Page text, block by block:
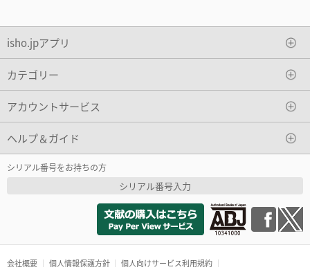
isho.jpアプリ
カテゴリー
アカウントサービス
ヘルプ＆ガイド
シリアル番号をお持ちの方
シリアル番号入力
会社概要 個人情報保護方針
個人向けサービス利用規約